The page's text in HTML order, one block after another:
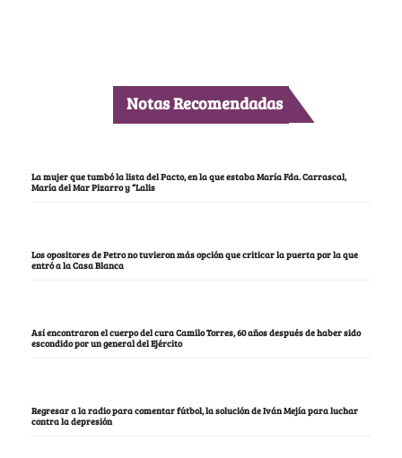
Notas Recomendadas
La mujer que tumbó la lista del Pacto, en la que estaba María Fda. Carrascal,
María del Mar Pizarro y “Lalis
Los opositores de Petro no tuvieron más opción que criticar la puerta por la que
entró a la Casa Blanca
Así encontraron el cuerpo del cura Camilo Torres, 60 años después de haber sido
escondido por un general del Ejército
Regresar a la radio para comentar fútbol, la solución de Iván Mejía para luchar
contra la depresión